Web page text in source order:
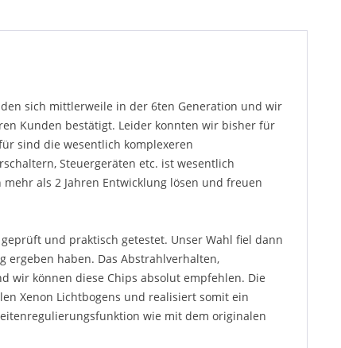
sich mittlerweile in der 6ten Generation und wir
Kunden bestätigt. Leider konnten wir bisher für
sind die wesentlich komplexeren
Steuergeräten etc. ist wesentlich
als 2 Jahren Entwicklung lösen und freuen
und praktisch getestet. Unser Wahl fiel dann
ergeben haben. Das Abstrahlverhalten,
wir können diese Chips absolut empfehlen. Die
Xenon Lichtbogens und realisiert somit ein
wie mit dem originalen